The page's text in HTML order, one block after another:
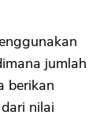
jumlah
berikan
nilai